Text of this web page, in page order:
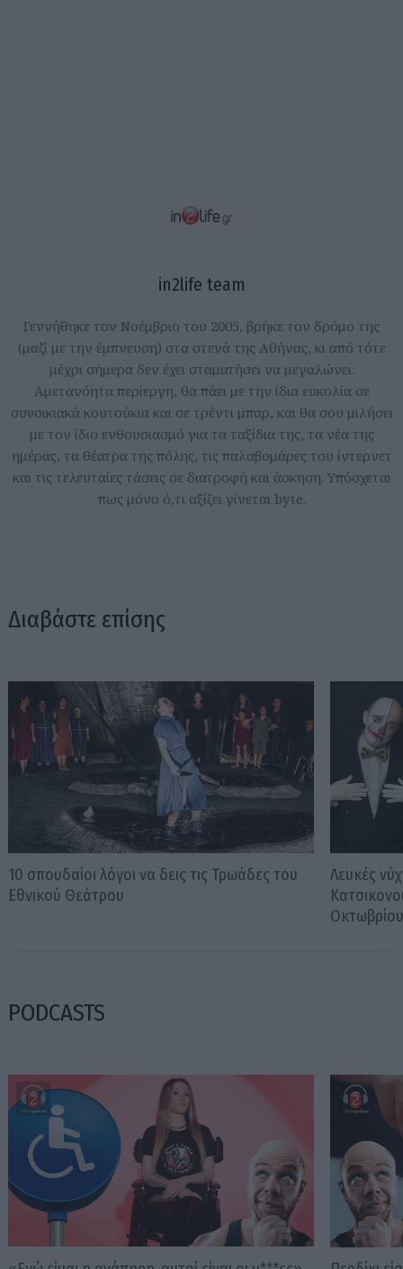
in2life team
Γεννήθηκε τον Νοέμβριο του 2005, βρήκε τον δρόμο της
(μαζί με την έμπνευση) στα στενά της Αθήνας, κι από τότε
μέχρι σήμερα δεν έχει σταματήσει να μεγαλώνει.
Αμετανόητα περίεργη, θα πάει με την ίδια ευκολία σε
συνοικιακά κουτούκια και σε τρέντι μπαρ, και θα σου μιλήσει
με τον ίδιο ενθουσιασμό για τα ταξίδια της, τα νέα της
ημέρας, τα θέατρα της πόλης, τις παλαβομάρες του ίντερνετ
και τις τελευταίες τάσεις σε διατροφή και άσκηση. Υπόσχεται
πως μόνο ό,τι αξίζει γίνεται byte.
Διαβάστε επίσης
10 σπουδαίοι λόγοι να δεις τις Τρωάδες του
Εθνικού Θεάτρου
Λευκές
PODCASTS